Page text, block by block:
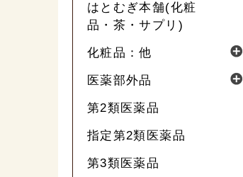
はとむぎ本舗(化粧
品・茶・サプリ)
化粧品：他
医薬部外品
第2類医薬品
指定第2類医薬品
第3類医薬品